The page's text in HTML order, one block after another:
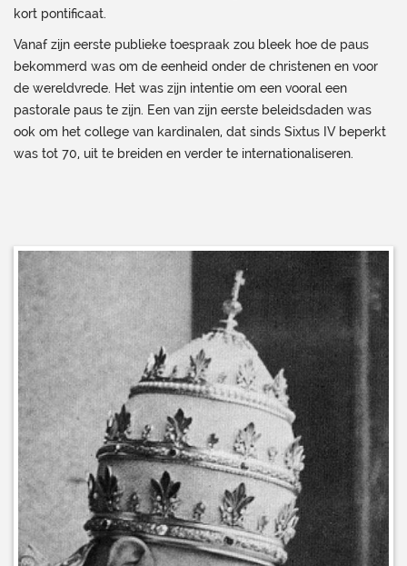
kort pontificaat.
Vanaf zijn eerste publieke toespraak zou bleek hoe de paus
bekommerd was om de eenheid onder de christenen en voor
de wereldvrede. Het was zijn intentie om een vooral een
pastorale paus te zijn. Een van zijn eerste beleidsdaden was
ook om het college van kardinalen, dat sinds Sixtus IV beperkt
was tot 70, uit te breiden en verder te internationaliseren.